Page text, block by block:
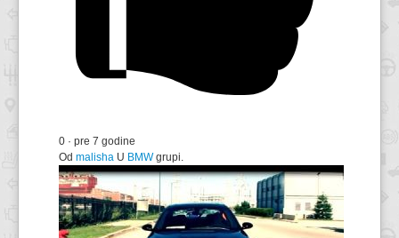
0 · pre 7 godine
Od malisha U BMWgrupi.